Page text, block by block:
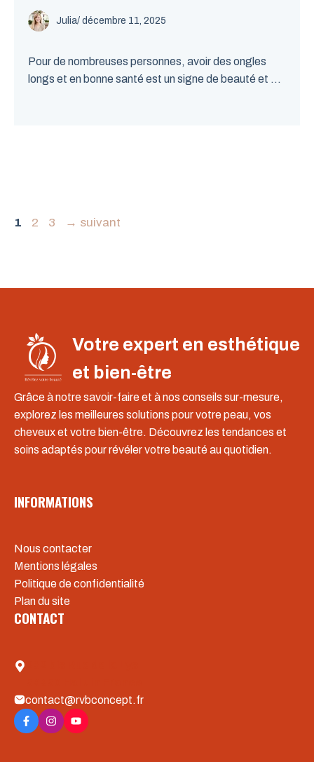
Julia/ décembre 11, 2025
Pour de nombreuses personnes, avoir des ongles
longs et en bonne santé est un signe de beauté et ...
Page
1 Page
2 Page
3 → suivant
Votre expert en esthétique
et bien-être
Grâce à notre savoir-faire et à nos conseils sur-mesure,
explorez les meilleures solutions pour votre peau, vos
cheveux et votre bien-être. Découvrez les tendances et
soins adaptés pour révéler votre beauté au quotidien.
INFORMATIONS
Nous contacter
Mentions légales
Politique de confidentialité
Plan du site
CONTACT
contact@rvbconcept.fr